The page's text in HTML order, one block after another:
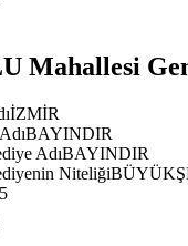
Mahallesi
İZMİR
BAYINDIR
AdıBAYINDIR
Niteliği